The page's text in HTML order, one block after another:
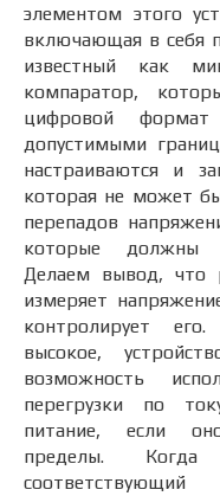
элементом этого
включающая в себя
известный как
компаратор,
цифровой
допустимыми
настраиваются и
которая не может
перепадов
которые должны
Делаем вывод, что
измеряет
контролирует
высокое,
возможность
перегрузки по
питание, если
пределы.